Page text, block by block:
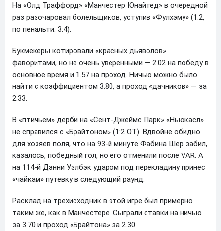
На «Олд Траффорд» «Манчестер Юнайтед» в очередной
раз разочаровал болельщиков, уступив «Фулхэму» (1:2,
по пенальти: 3:4).
Букмекеры котировали «красных дьяволов»
фаворитами, но не очень уверенными — 2.02 на победу в
основное время и 1.57 на проход. Ничью можно было
найти с коэффициентом 3.80, а проход «дачников» — за
2.33.
В «птичьем» дерби на «Сент-Джеймс Парк» «Ньюкасл»
не справился с «Брайтоном» (1:2 ОТ). Вдвойне обидно
для хозяев поля, что на 93-й минуте Фабина Шер забил,
казалось, победный гол, но его отменили после VAR. А
на 114-й Дэнни Уэлбэк ударом под перекладину принес
«чайкам» путевку в следующий раунд.
Расклад на трехисходник в этой игре был примерно
таким же, как в Манчестере. Сыграли ставки на ничью
за 3.70 и проход «Брайтона» за 2.30.